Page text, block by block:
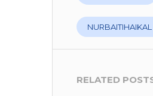
NURBAITIHAIKAL
RELATED